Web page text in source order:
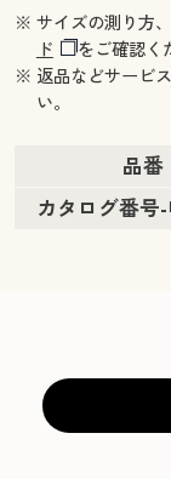
※ サイズの測り方
ド
をご確認く
※ 返品などサービ
い。
品番
カタログ番号